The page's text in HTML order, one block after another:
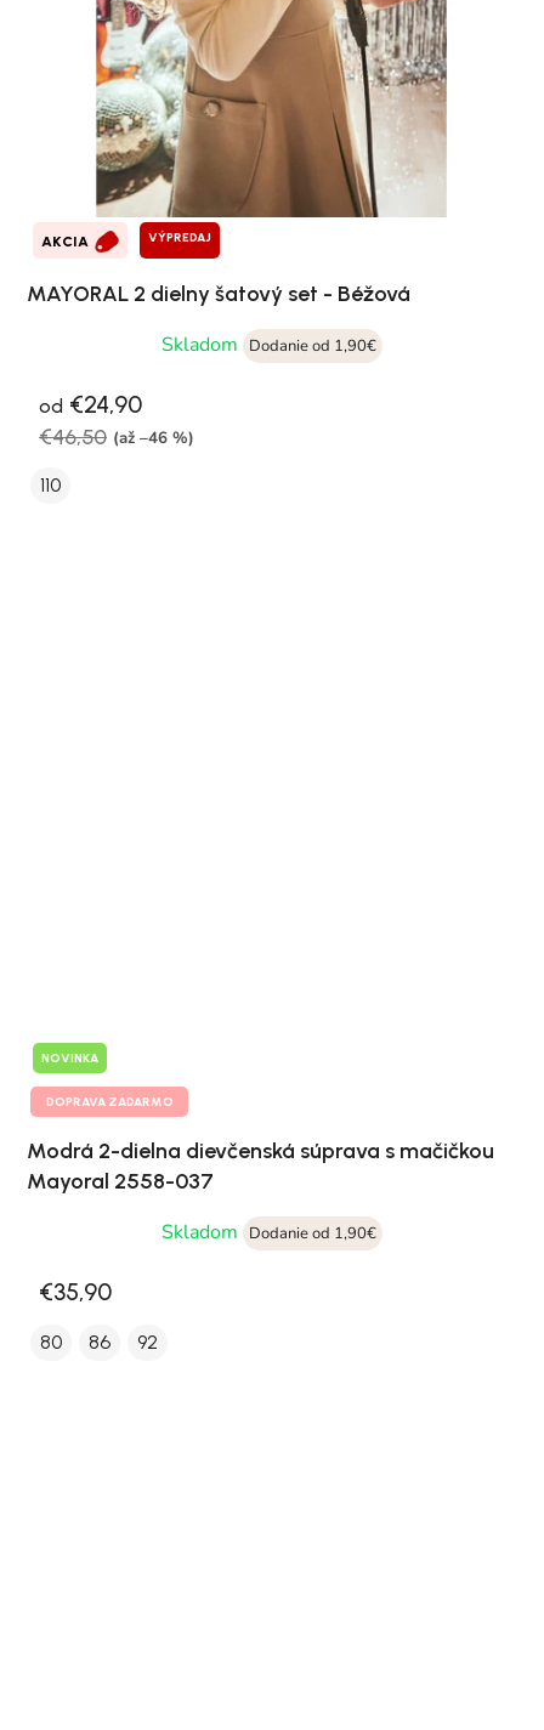
AKCIA VÝPREDAJ
MAYORAL 2 dielny šatový set - Béžová
Skladom
Dodanie od 1,90€
od €24,90
€46,50 (až –46 %)
110
NOVINKA
DOPRAVA ZADARMO
Modrá 2-dielna dievčenská súprava s mačičkou
Mayoral 2558-037
Skladom
Dodanie od 1,90€
€35,90
80 86 92